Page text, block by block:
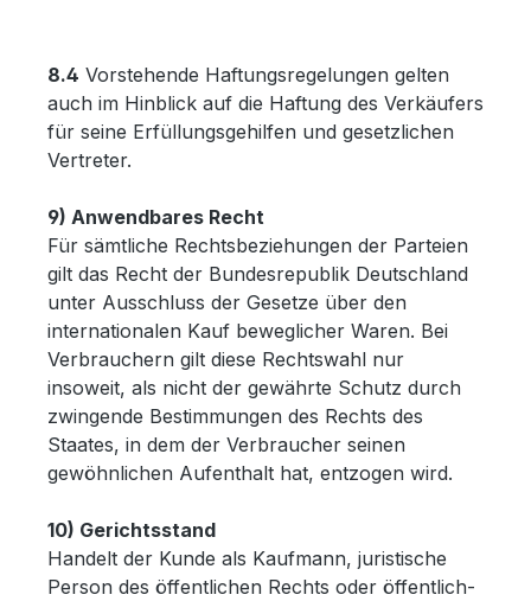
8.4 Vorstehende Haftungsregelungen gelten
auch im Hinblick auf die Haftung des Verkäufers
für seine Erfüllungsgehilfen und gesetzlichen
Vertreter.
9) Anwendbares Recht
Für sämtliche Rechtsbeziehungen der Parteien
gilt das Recht der Bundesrepublik Deutschland
unter Ausschluss der Gesetze über den
internationalen Kauf beweglicher Waren. Bei
Verbrauchern gilt diese Rechtswahl nur
insoweit, als nicht der gewährte Schutz durch
zwingende Bestimmungen des Rechts des
Staates, in dem der Verbraucher seinen
gewöhnlichen Aufenthalt hat, entzogen wird.
10) Gerichtsstand
Handelt der Kunde als Kaufmann, juristische
Person des öffentlichen Rechts oder öffentlich-